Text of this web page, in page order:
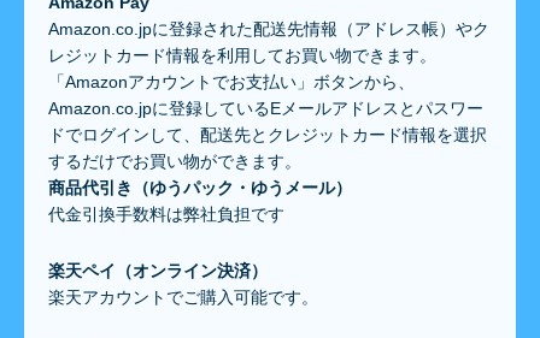
Amazon.co.jpに登録された配送先情報（アドレス帳）やク
レジットカード情報を利用してお買い物できます。
「Amazonアカウントでお支払い」ボタンから、
Amazon.co.jpに登録しているEメールアドレスとパスワー
ドでログインして、配送先とクレジットカード情報を選択
するだけでお買い物ができます。
商品代引き（ゆうパック・ゆうメール）
代金引換手数料は弊社負担です
楽天ペイ（オンライン決済）
楽天アカウントでご購入可能です。